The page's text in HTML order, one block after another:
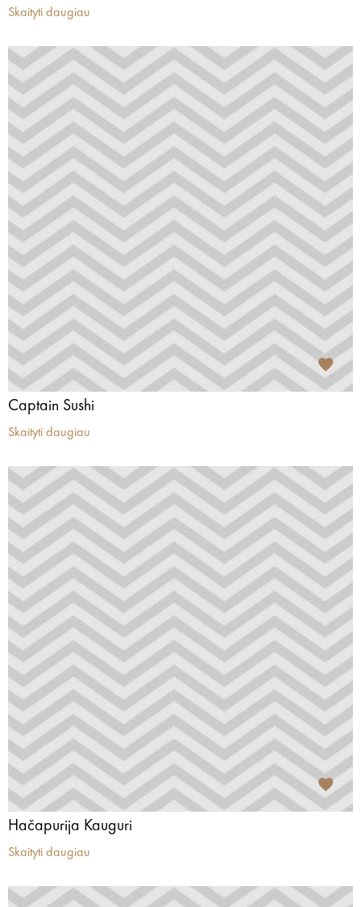
Skaityti daugiau
Captain Sushi
Skaityti daugiau
Hačapurija Kauguri
Skaityti daugiau